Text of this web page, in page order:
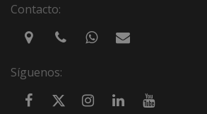
Contacto:
Síguenos: